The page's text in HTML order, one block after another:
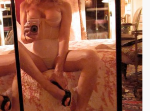
4 au 12 mai 2023 pour la suite et
1976"), le 17 avril 2005 au Grand
le 3 juin 2022 au New
(Paris) + l'album "TEATRO
a Paris pour l enregistrement de